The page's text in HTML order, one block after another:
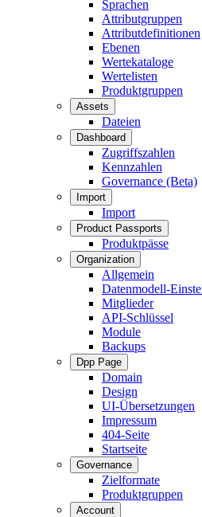
Sprachen
Attributgruppen
Attributdefinitionen
Ebenen
Wertekataloge
Wertelisten
Produktgruppen
Assets
Dateien
Dashboard
Zugriffszahlen
Kennzahlen
Governance (Beta)
Import
Import
Product Passports
Produktpässe
Organization
Allgemein
Datenmodell-
Mitglieder
API-Schlüssel
Module
Backups
Dpp Page
Domain
Design
UI-Übersetzungen
Impressum
404-Seite
Startseite
Governance
Zielformate
Produktgruppen
Account